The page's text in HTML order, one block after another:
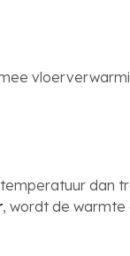
dan
, wordt de